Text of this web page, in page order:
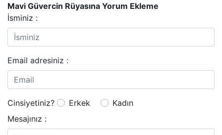
Mavi Güvercin Rüyasına Yorum Ekleme
İsminiz :
Email adresiniz :
Cinsiyetiniz? Erkek
Kadın
Mesajınız :